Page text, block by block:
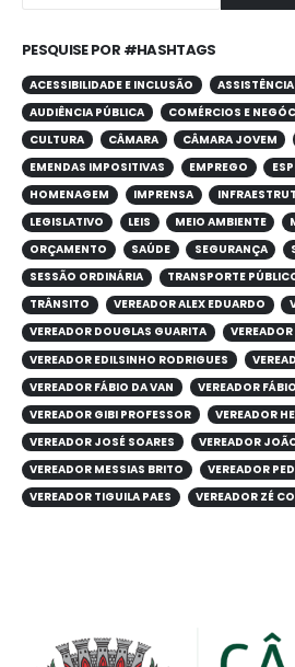
PESQUISE POR #HASHTAGS
ACESSIBILIDADE E INCLUSÃO
AUDIÊNCIA PÚBLICA
COMÉRCIOS E
CULTURA
CÂMARA CÂMARA JOVEM
EMENDAS IMPOSITIVAS
EMPREGO
HOMENAGEM
IMPRENSA
LEGISLATIVO
LEIS MEIO AMBIENTE
ORÇAMENTO
SAÚDE SEGURANÇA
SESSÃO ORDINÁRIA
TRANSPORTE
TRÂNSITO
VEREADOR ALEX EDUARDO
VEREADOR DOUGLAS GUARITA
VEREADOR EDILSINHO RODRIGUES
VEREADOR FÁBIO DA VAN
VEREADOR
VEREADOR GIBI PROFESSOR
VEREADOR
VEREADOR JOSÉ SOARES
VEREADOR
VEREADOR MESSIAS BRITO
VEREADOR
VEREADOR TIGUILA PAES
VEREADOR ZÉ